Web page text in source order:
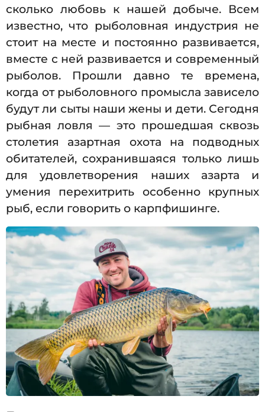
сколько любовь к нашей добыче. Всем
известно, что рыболовная индустрия не
стоит на месте и постоянно развивается,
вместе с ней развивается и современный
рыболов. Прошли давно те времена,
когда от рыболовного промысла зависело
будут ли сыты наши жены и дети. Сегодня
рыбная ловля — это прошедшая сквозь
столетия азартная охота на подводных
обитателей, сохранившаяся только лишь
для удовлетворения наших азарта и
умения перехитрить особенно крупных
рыб, если говорить о карпфишинге.